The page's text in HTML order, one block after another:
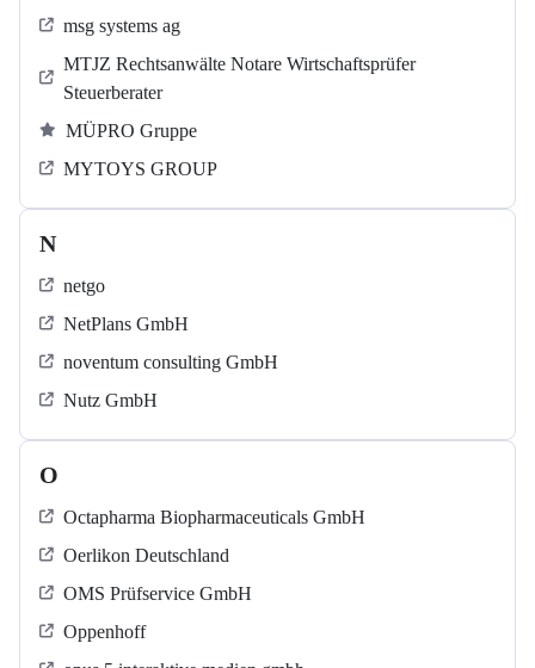
msg systems ag
MTJZ Rechtsanwälte Notare Wirtschaftsprüfer
Steuerberater
MÜPRO Gruppe
MYTOYS GROUP
N
netgo
NetPlans GmbH
noventum consulting GmbH
Nutz GmbH
O
Octapharma Biopharmaceuticals GmbH
Oerlikon Deutschland
OMS Prüfservice GmbH
Oppenhoff